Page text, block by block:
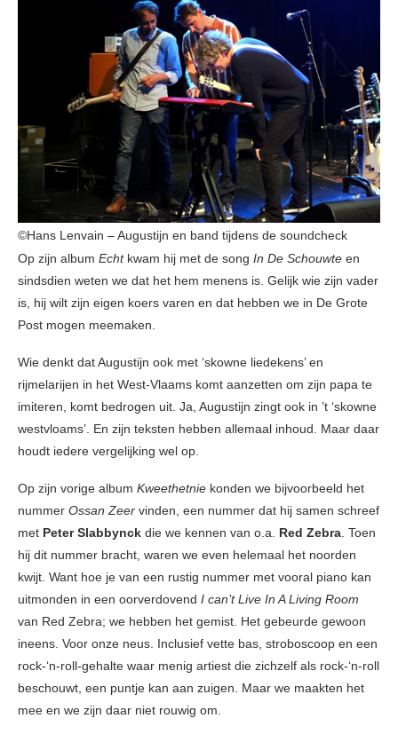
©Hans Lenvain – Augustijn en band tijdens de soundcheck
Op zijn album Echtkwam hij met de song In De Schouwte en
sindsdien weten we dat het hem menens is. Gelijk wie zijn vader
is, hij wilt zijn eigen koers varen en dat hebben we in De Grote
Post mogen meemaken.
Wie denkt dat Augustijn ook met ‘skowne liedekens’ en
rijmelarijen in het West-Vlaams komt aanzetten om zijn papa te
imiteren, komt bedrogen uit. Ja, Augustijn zingt ook in ’t ‘skowne
westvloams’. En zijn teksten hebben allemaal inhoud. Maar daar
houdt iedere vergelijking wel op.
Op zijn vorige album Kweethetnie konden we bijvoorbeeld het
nummer Ossan Zeer vinden, een nummer dat hij samen schreef
met Peter Slabbynck die we kennen van o.a. Red Zebra. Toen
hij dit nummer bracht, waren we even helemaal het noorden
kwijt. Want hoe je van een rustig nummer met vooral piano kan
uitmonden in een oorverdovend I can’t Live In A Living Room
van Red Zebra; we hebben het gemist. Het gebeurde gewoon
ineens. Voor onze neus. Inclusief vette bas, stroboscoop en een
rock-‘n-roll-gehalte waar menig artiest die zichzelf als rock-‘n-roll
beschouwt, een puntje kan aan zuigen. Maar we maakten het
mee en we zijn daar niet rouwig om.